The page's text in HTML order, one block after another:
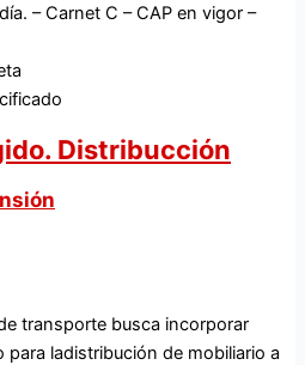
– Carnet C – CAP en vigor –
Distribucción
transporte busca incorporar
ladistribución de mobiliario a